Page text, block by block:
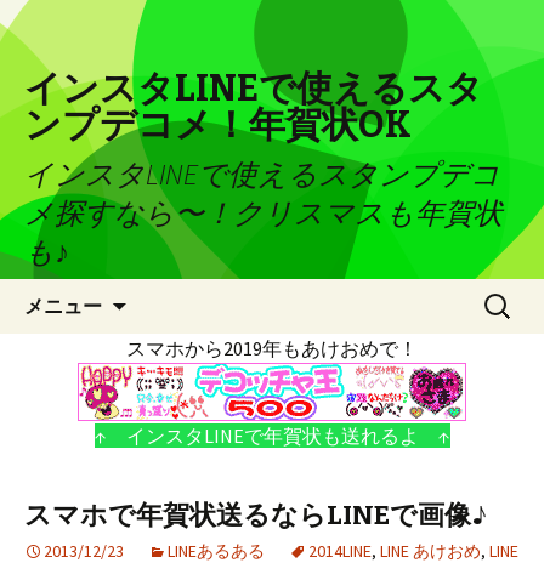
インスタLINEで使えるスタ
ンプデコメ！年賀状OK
インスタLINEで使えるスタンプデコ
メ探すなら〜！クリスマスも年賀状
も♪
メニュー
検
スマホから2019年もあけおめで！
↑ インスタLINEで年賀状も送れるよ ↑
スマホで年賀状送るならLINEで画像♪
2013/12/23 LINEあるある 2014LINE, LINE あけおめ, LINE